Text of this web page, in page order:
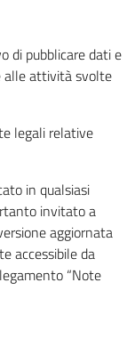
di pubblicare dati e
alle attività svolte
legali relative
in qualsiasi
invitato a
aggiornata
accessibile da
“Note